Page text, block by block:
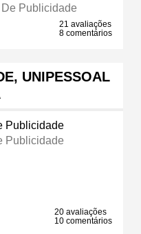
Publicidade
21 avaliações
8 comentários
UNIPESSOAL
Publicidade
Publicidade
20 avaliações
10 comentários